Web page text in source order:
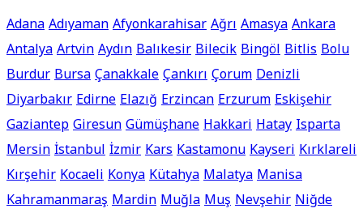
AdanaAdıyamanAfyonkarahisarAğrıAmasyaAnkara
AntalyaArtvinAydınBalıkesirBilecikBingölBitlisBolu
BurdurBursaÇanakkaleÇankırıÇorumDenizli
DiyarbakırEdirneElazığErzincanErzurumEskişehir
GaziantepGiresunGümüşhaneHakkariHatayIsparta
MersinİstanbulİzmirKarsKastamonuKayseriKırklareli
KırşehirKocaeliKonyaKütahyaMalatyaManisa
KahramanmaraşMardinMuğlaMuşNevşehirNiğde